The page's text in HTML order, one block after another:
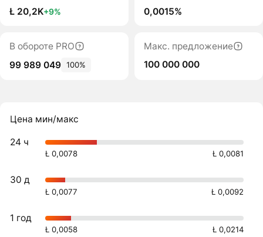
Ł 20,2K+9%
0,0015%
В обороте PRO
99 989 049 100%
Макс. предложение
100 000 000
Цена мин/макс
24 ч
Ł 0,0078 Ł 0,0081
30 д
Ł 0,0077 Ł 0,0092
1 год
Ł 0,0058 Ł 0,0214